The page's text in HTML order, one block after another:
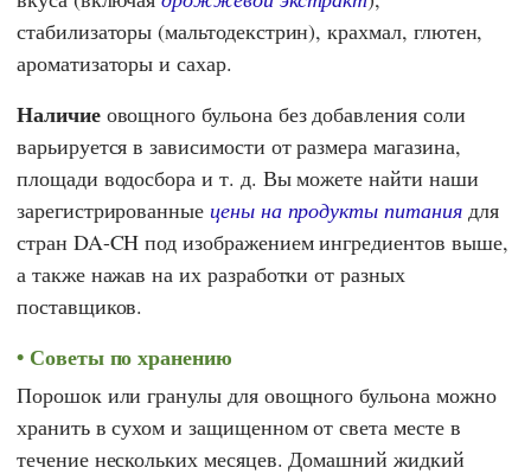
стабилизаторы (мальтодекстрин), крахмал, глютен,
ароматизаторы и сахар.
Наличиеовощного бульона без добавления соли
варьируется в зависимости от размера магазина,
площади водосбора и т. д. Вы можете найти наши
зарегистрированные цены на продукты питаниядля
стран DA-CH под изображением ингредиентов выше,
а также нажав на их разработки от разных
поставщиков.
Советы по хранению
Порошок или гранулы для овощного бульона можно
хранить в сухом и защищенном от света месте в
течение нескольких месяцев. Домашний жидкий